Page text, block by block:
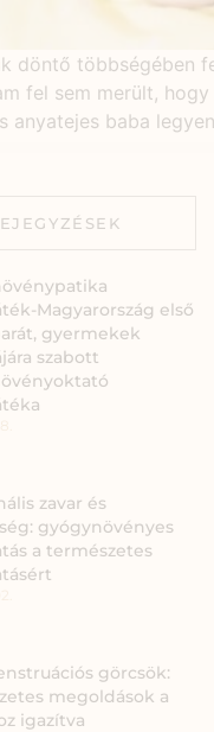
döntő többségében
fel sem merült,
anyatejes baba
Magyarország első
gyermekek
szabott
zavar és
gyógynövényes
a természetes
görcsök:
megoldások a
igazítva